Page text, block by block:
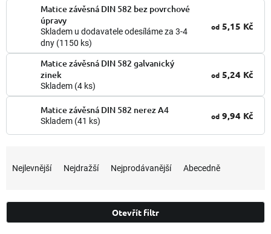
Matice závěsná DIN 582 bez povrchové
úpravy
Skladem u dodavatele odesíláme za 3-4
dny (1150 ks)
od 5,15 Kč
Matice závěsná DIN 582 galvanický
zinek
Skladem (4 ks)
od 5,24 Kč
Matice závěsná DIN 582 nerez A4
Skladem (41 ks)
od 9,94 Kč
n
í
Nejlevnější Nejdražší Nejprodávanější Abecedně
Otevřít filtr